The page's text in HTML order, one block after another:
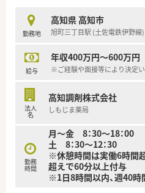
る会社です。
【勤務実態について】
シュ休暇を利用することで心
です。
可能です。
■固定残業代が設定されてい
力です。
【想定される業務内容】
■高知県内にある各店舗を巡
指導を行い、状況に応じて在
勤務地
高知県 高知市
旭町三丁目駅 (土佐電鉄伊野線)
給与
年収400万円～600万円
※ご経験や面接等により決定
法人
名
高知調剤株式会社
しもじま薬局
勤務
時間
月～金 8：30～18：00
土 8：30～12：30
※休憩時間は実働6時間
超えで60分以上付与
※1日8時間以内、週40時